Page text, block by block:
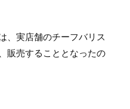
、実店舗のチーフバリス
販売することとなったの